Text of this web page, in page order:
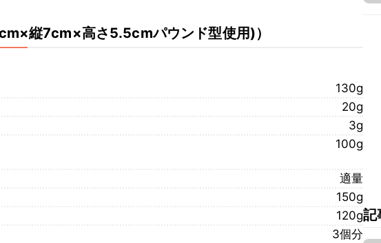
縦7cm×高さ5.5cmパウンド型使用)）
130g
20g
3g
100g
適量
150g
120g
3個分
記